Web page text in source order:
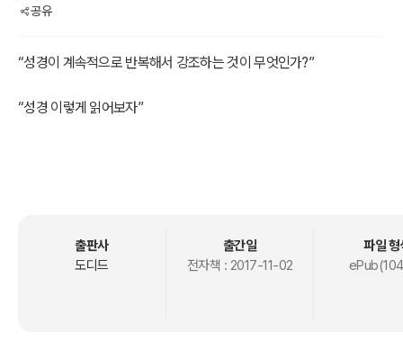
공유
“성경이 계속적으로 반복해서 강조하는 것이 무엇인가?”
“성경 이렇게 읽어보자”
적용될 수 있다. 하지만 무엇보다도 성경저자가 말하고자 하는 목적과
의도가 무엇인지를 아는 것이 가장 중요하다고 할 수 있겠다. 바로 문
출판사
도디드
출간일
전자책 : 2017-11-02
파일 형